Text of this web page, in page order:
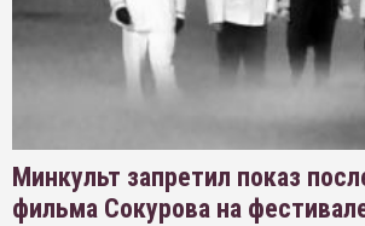
Минкульт запретил показ
фильма Сокурова на